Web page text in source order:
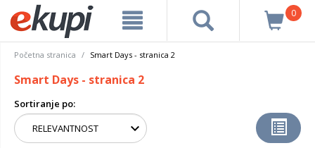
0
Početna stranica Smart Days - stranica 2
Smart Days - stranica 2
Sortiranje po: